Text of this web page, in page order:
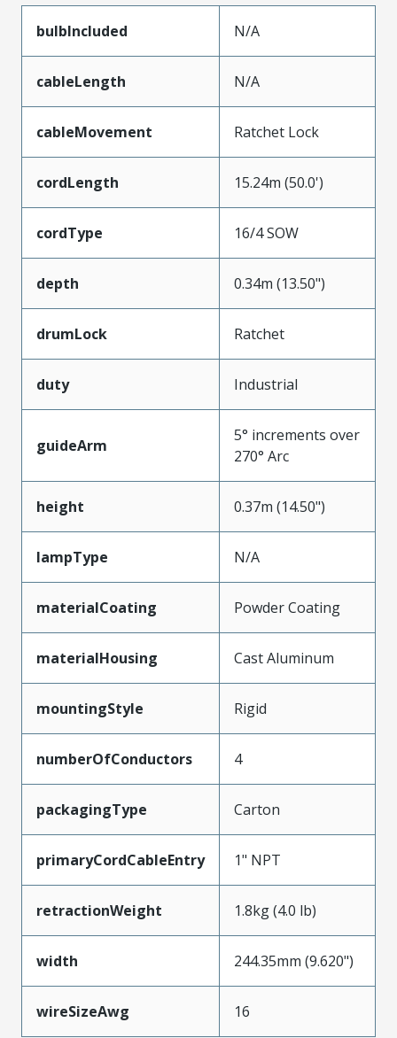
bulbIncluded N/A
cableLength N/A
cableMovement Ratchet Lock
cordLength 15.24m (50.0')
cordType 16/4 SOW
depth 0.34m (13.50")
drumLock Ratchet
duty Industrial
guideArm
5° increments over
270° Arc
height 0.37m (14.50")
lampType N/A
materialCoating Powder Coating
materialHousing Cast Aluminum
mountingStyle Rigid
numberOfConductors 4
packagingType Carton
primaryCordCableEntry 1" NPT
retractionWeight 1.8kg (4.0 lb)
width 244.35mm (9.620")
wireSizeAwg 16